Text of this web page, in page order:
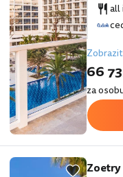
all
66
za
Zoetry